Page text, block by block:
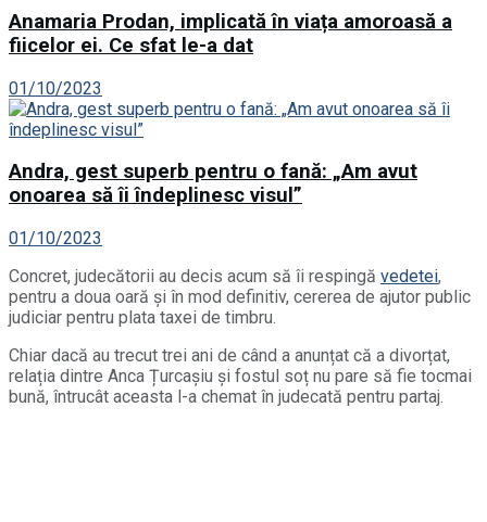
Anamaria Prodan, implicată în viața amoroasă a
fiicelor ei. Ce sfat le-a dat
01/10/2023
Andra, gest superb pentru o fană: „Am avut
onoarea să îi îndeplinesc visul”
01/10/2023
Concret, judecătorii au decis acum să îi respingă vedetei,
pentru a doua oară și în mod definitiv, cererea de ajutor public
judiciar pentru plata taxei de timbru.
Chiar dacă au trecut trei ani de când a anunțat că a divorțat,
relația dintre Anca Țurcașiu și fostul soț nu pare să fie tocmai
bună, întrucât aceasta l-a chemat în judecată pentru partaj.